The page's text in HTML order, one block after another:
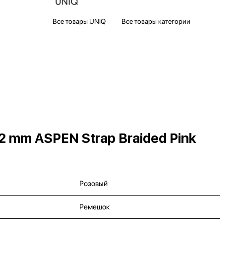
Все товары UNIQ Все товары категории
ASPEN Strap Braided Pink
Розовый
Ремешок